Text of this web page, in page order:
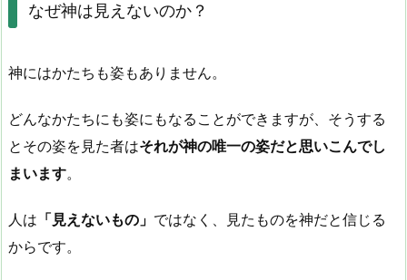
なぜ神は見えないのか？
神にはかたちも姿もありません。
どんなかたちにも姿にもなることができますが、そうする
とその姿を見た者はそれが神の唯一の姿だと思いこんでし
まいます。
人は 「見えないもの」 ではなく、見たものを神だと信じる
からです。